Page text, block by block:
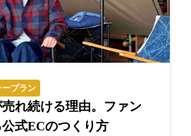
ープラン
れ続ける理由。ファン
式ECのつくり方